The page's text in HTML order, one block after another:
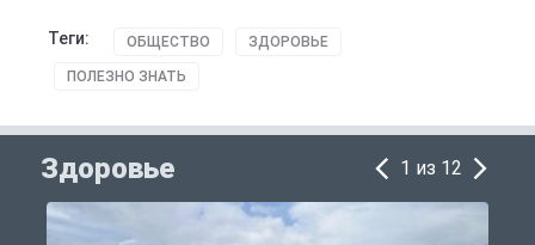
Теги: ОБЩЕСТВО ЗДОРОВЬЕ
ПОЛЕЗНО ЗНАТЬ
Здоровье 1 из 12